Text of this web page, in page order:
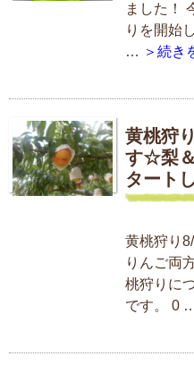
ました！
りを開始
… ＞続き
黄桃狩
す☆梨
タート
黄桃狩り
りんご両
桃狩りに
です。 0